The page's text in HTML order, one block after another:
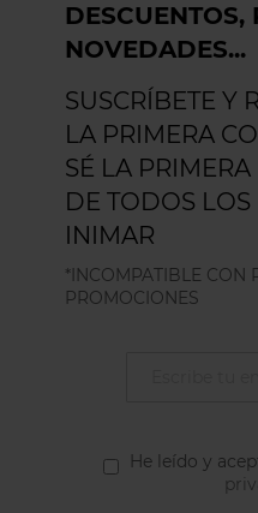
DESCUENTOS,
NOVEDADES...
SUSCRÍBETE Y
LA PRIMERA
SÉ LA
DE TODOS
INIMAR
*INCOMPATIBLE CON
PROMOCIONES
He leído y